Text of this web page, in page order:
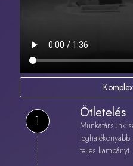
1 Ötletelés
Munkatársunk
teljes kampányt.